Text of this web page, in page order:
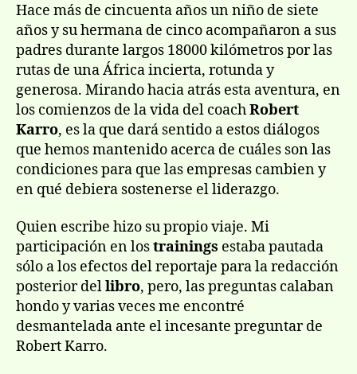
Hace más de cincuenta años un niño de siete
años y su hermana de cinco acompañaron a sus
padres durante largos 18000 kilómetros por las
rutas de una África incierta, rotunda y
generosa. Mirando hacia atrás esta aventura, en
los comienzos de la vida del coachRobert
Karro, es la que dará sentido a estos diálogos
que hemos mantenido acerca de cuáles son las
condiciones para que las empresas cambien y
en qué debiera sostenerse el liderazgo.
Quien escribe hizo su propio viaje. Mi
participación en lostrainings estaba pautada
sólo a los efectos del reportaje para la redacción
posterior dellibro, pero, las preguntas calaban
hondo y varias veces me encontré
desmantelada ante el incesante preguntar de
Robert Karro.